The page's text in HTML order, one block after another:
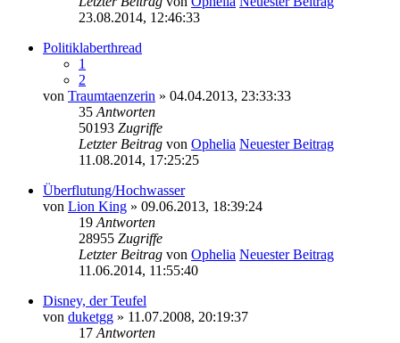
23.08.2014, 12:46:33
Politiklaberthread
1
2
von Traumtaenzerin » 04.04.2013, 23:33:33
35 Antworten
50193 Zugriffe
Letzter Beitrag von Ophelia Neuester Beitrag
11.08.2014, 17:25:25
Überflutung/Hochwasser
von Lion King » 09.06.2013, 18:39:24
19 Antworten
28955 Zugriffe
Letzter Beitrag von Ophelia Neuester Beitrag
11.06.2014, 11:55:40
Disney, der Teufel
von duketgg » 11.07.2008, 20:19:37
17 Antworten